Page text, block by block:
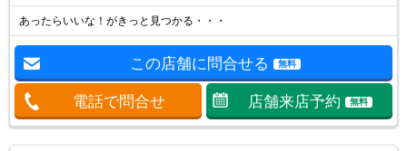
あったらいいな！がきっと見つかる・・・
この店舗に問合せる 無料
電話で問合せ 店舗来店予約 無料